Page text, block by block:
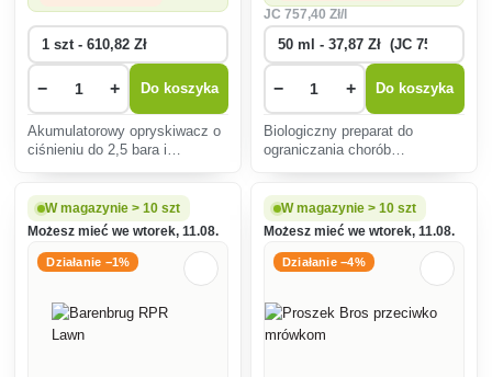
− + Do koszyka
Akumulatorowy opryskiwacz o
ciśnieniu do 2,5 bara i
pomieszczeń zamkniętych,
pozwala na nawet 5 godzin
JC 757,40 Zł/l
− + Do koszyka
Biologiczny preparat do
ograniczania chorób
truskawek, warzyw, drzew
owocowych i winorośli.
W magazynie > 10 szt
Możesz mieć we wtorek, 11.08.
Działanie −1%
W magazynie > 10 szt
Możesz mieć we wtorek, 11.08.
Działanie −4%